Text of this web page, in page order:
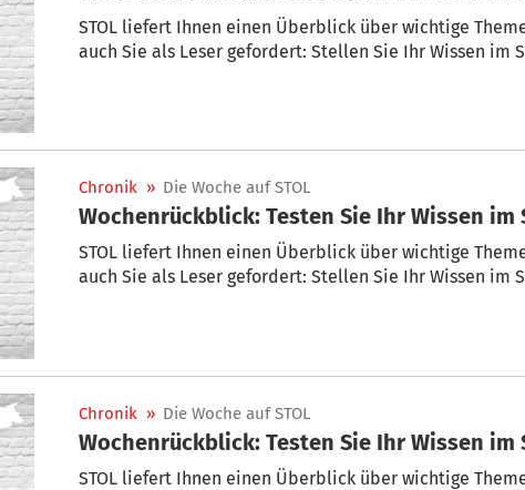
STOL liefert Ihnen einen Überblick über wichtige
auch Sie als Leser gefordert: Stellen Sie Ihr Wissen im
Chronik » Die Woche auf STOL
Wochenrückblick: Testen Sie Ihr Wissen im
STOL liefert Ihnen einen Überblick über wichtige
auch Sie als Leser gefordert: Stellen Sie Ihr Wissen im
Chronik » Die Woche auf STOL
Wochenrückblick: Testen Sie Ihr Wissen im
STOL liefert Ihnen einen Überblick über wichtige